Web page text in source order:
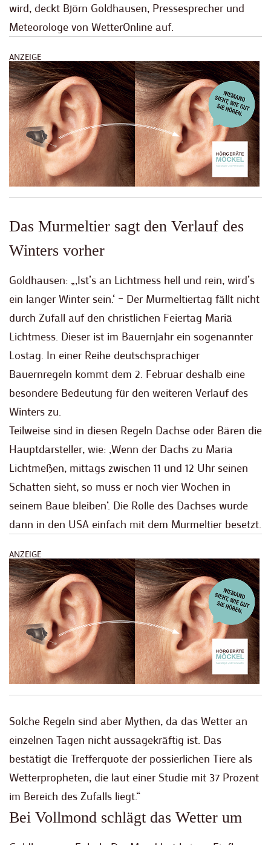
wird, deckt Björn Goldhausen, Pressesprecher und
Meteorologe von WetterOnline auf.
ANZEIGE
Das Murmeltier sagt den Verlauf des
Winters vorher
Goldhausen: „‚Ist’s an Lichtmess hell und rein, wird’s
ein langer Winter sein.‘ – Der Murmeltiertag fällt nicht
durch Zufall auf den christlichen Feiertag Mariä
Lichtmess. Dieser ist im Bauernjahr ein sogenannter
Lostag. In einer Reihe deutschsprachiger
Bauernregeln kommt dem 2. Februar deshalb eine
besondere Bedeutung für den weiteren Verlauf des
Winters zu.
Teilweise sind in diesen Regeln Dachse oder Bären die
Hauptdarsteller, wie: ‚Wenn der Dachs zu Maria
Lichtmeßen, mittags zwischen 11 und 12 Uhr seinen
Schatten sieht, so muss er noch vier Wochen in
seinem Baue bleiben‘. Die Rolle des Dachses wurde
dann in den USA einfach mit dem Murmeltier besetzt.
ANZEIGE
Solche Regeln sind aber Mythen, da das Wetter an
einzelnen Tagen nicht aussagekräftig ist. Das
bestätigt die Trefferquote der possierlichen Tiere als
Wetterpropheten, die laut einer Studie mit 37 Prozent
im Bereich des Zufalls liegt.“
Bei Vollmond schlägt das Wetter um